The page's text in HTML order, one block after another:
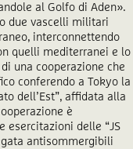
al Golfo di Aden».
due vascelli militari
interconnettendo
quelli mediterranei e lo
una cooperazione che
conferendo a Tokyo la
dell’Est”, affidata alla
è
esercitazioni delle “JS
antisommergibili